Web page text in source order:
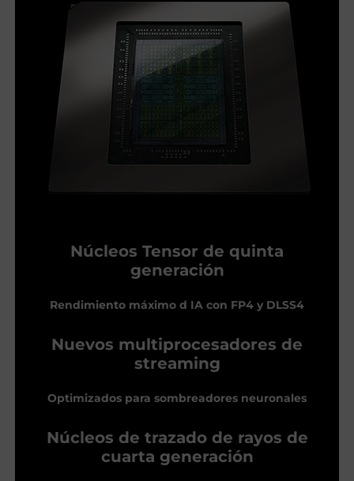
Núcleos Tensor de quinta
generación
Rendimiento máximo d IA con FP4 y DLSS4
Nuevos multiprocesadores de
streaming
Optimizados para sombreadores neuronales
Núcleos de trazado de rayos de
cuarta generación